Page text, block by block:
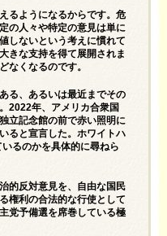
るようになるからです。危
の人々や特定の意見は単に
しないという考えに慣れて
きな支持を得て展開されま
なくなるのです。
る、あるいは最近までその
2022年、アメリカ合衆国
立記念館の前で赤い照明に
ると宣言した。ホワイトハ
るのかを具体的に尋ねら
的反対意見を、自由な国民
権利の合法的な行使として
党予備選を席巻している極